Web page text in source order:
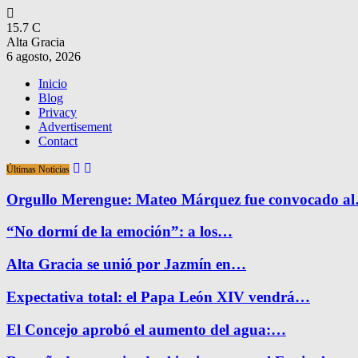
15.7 C
Alta Gracia
6 agosto, 2026
Inicio
Blog
Privacy
Advertisement
Contact
Últimas Noticias
Orgullo Merengue: Mateo Márquez fue convocado
“No dormí de la emoción”: a los…
Alta Gracia se unió por Jazmín en…
Expectativa total: el Papa León XIV vendrá…
El Concejo aprobó el aumento del agua:…